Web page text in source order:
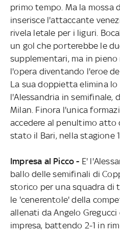
primo tempo. Ma la mossa
inserisce l'attaccante
rivela letale per i liguri.
un gol che porterebbe le
supplementari, ma in
l'opera diventando l'eroe
La sua doppietta elimina lo
l'Alessandria in semifinale,
Milan. Finora l'unica
accedere al penultimo atto
stato il Bari, nella stagione
Impresa al Picco - E'
ballo delle semifinali di
storico per una squadra di
le 'cenerentole' della
allenati da Angelo
impresa, battendo 2-1 in